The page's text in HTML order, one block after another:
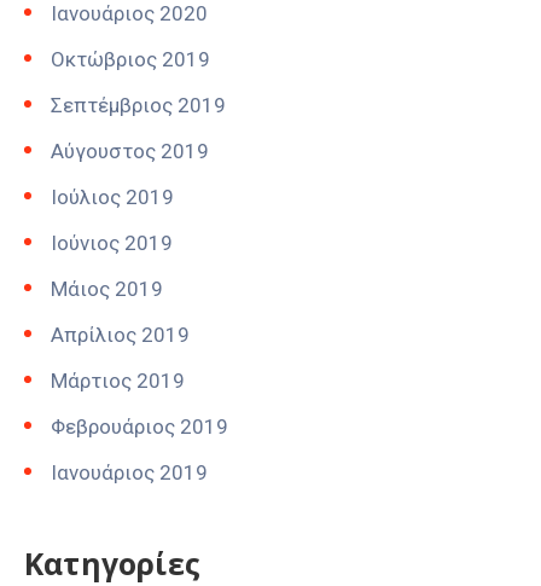
Ιανουάριος 2020
Οκτώβριος 2019
Σεπτέμβριος 2019
Αύγουστος 2019
Ιούλιος 2019
Ιούνιος 2019
Μάιος 2019
Απρίλιος 2019
Μάρτιος 2019
Φεβρουάριος 2019
Ιανουάριος 2019
Kατηγορίες